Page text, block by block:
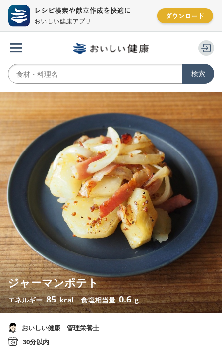
ジャーマンポテト
エネルギー 85 kcal 食塩相当量0.6 g
おいしい健康 管理栄養士
30分以内